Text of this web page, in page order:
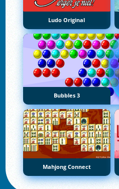
Ludo Original
Bubbles 3
Mahjong Connect